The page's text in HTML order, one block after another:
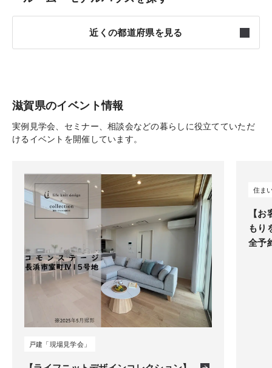
近くの都道府県を見る
岐阜
三重 7件
滋賀県のイベント情報
実例見学会、セミナー、相談会などの暮らしに役立てていただ
けるイベントを開催しています。
戸建「現場見学会」
【
もり
全予
住ま